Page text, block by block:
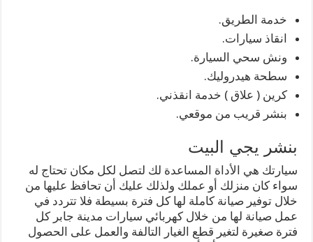
خدمة الطريق.
انقاذ سيارات.
ونش سحي السيارة.
سطحة هيدروليك.
كرين ( علاق ) خدمة انقذني.
بنشر قريب من موقعي.
بنشر يجي البيت
سيارتك هي الأداة المساعدة لك لتصل لكل مكان تحتاج له
سواء كان منزلك أو عملك ولذلك عليك أن تحافظ عليها من
خلال توفير صيانة كاملة لها كل فترة بسيطة فلا تتردد في
عمل صيانة لها من خلال كهربائي سيارات مدينة جابر كل
فترة صغيرة لتغير قطع الغيار التالفة والعمل على الحصول